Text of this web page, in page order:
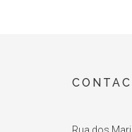
Rua dos